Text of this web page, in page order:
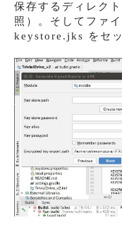
保存するディレク
照）。そしてファ
keystore.jks をセッ